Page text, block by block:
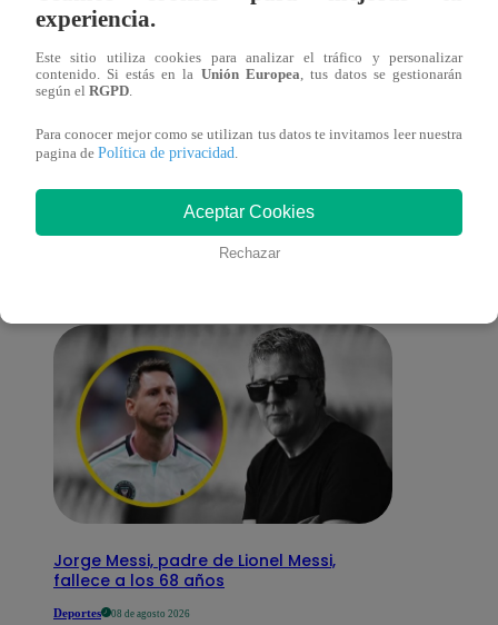
salario presidencial se aplique desde 2026
También te puede
interesar
Jorge Messi, padre de Lionel Messi,
fallece a los 68 años
Deportes 08 de agosto 2026
experiencia.
Este sitio utiliza cookies para analizar el tráfico y personalizar
contenido. Si estás en la Unión Europea, tus datos se gestionarán
según el RGPD.
Para conocer mejor como se utilizan tus datos te invitamos leer nuestra
pagina de Política de privacidad.
Aceptar Cookies
Rechazar